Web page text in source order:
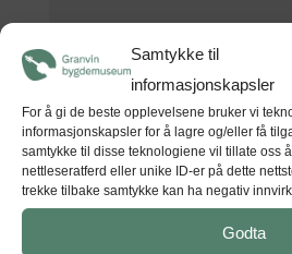
Samtykke til
informasjonskapsler
For å gi de beste opplevelsene bruker vi
informasjonskapsler for å lagre og/eller få
samtykke til disse teknologiene vil tillate oss
nettleseratferd eller unike ID-er på dette
trekke tilbake samtykke kan ha negativ
Godta
Tid
(Laurdag) 10:30 - 17:30
STAD
Hardanger folkemuseum
Museumsvegen 36, 5778 Utne